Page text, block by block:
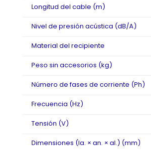
Longitud del cable (m)
Nivel de presión acústica (dB/A)
Material del recipiente
Peso sin accesorios (kg)
Número de fases de corriente (Ph)
Frecuencia (Hz)
Tensión (V)
Dimensiones (la. × an. × al.) (mm)